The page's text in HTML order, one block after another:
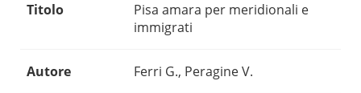
Titolo
Pisa amara per meridionali e
immigrati
Autore Ferri G., Peragine V.